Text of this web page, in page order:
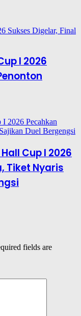
I 2026
Cup I 2026
Tiket Nyaris
fields are